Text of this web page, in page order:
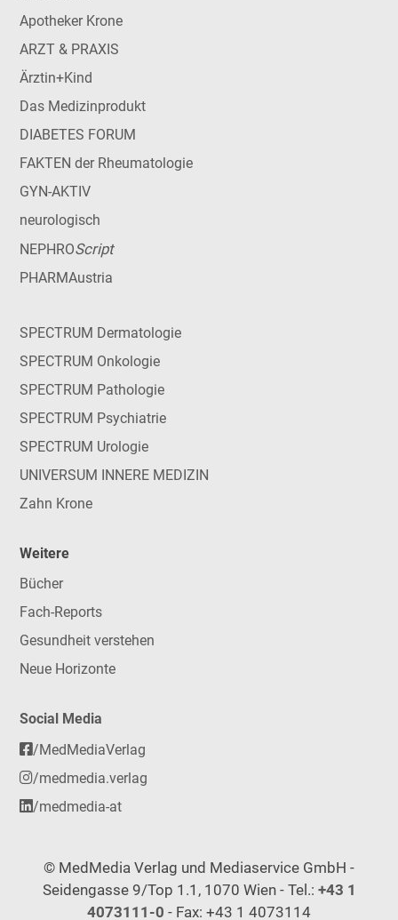
Apotheker Krone
ARZT & PRAXIS
Ärztin+Kind
Das Medizinprodukt
DIABETES FORUM
FAKTEN der Rheumatologie
GYN-AKTIV
neurologisch
NEPHROScript
PHARMAustria
SPECTRUM Dermatologie
SPECTRUM Onkologie
SPECTRUM Pathologie
SPECTRUM Psychiatrie
SPECTRUM Urologie
UNIVERSUM INNERE MEDIZIN
Zahn Krone
Weitere
Bücher
Fach-Reports
Gesundheit verstehen
Neue Horizonte
Social Media
/MedMediaVerlag
/medmedia.verlag
/medmedia-at
© MedMedia Verlag und Mediaservice GmbH -
Seidengasse 9/Top 1.1, 1070 Wien - Tel.: +43 1
4073111-0 - Fax: +43 1 4073114